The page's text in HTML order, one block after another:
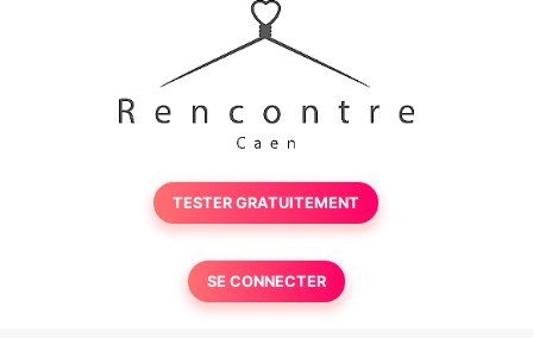
TESTER GRATUITEMENT
SE CONNECTER